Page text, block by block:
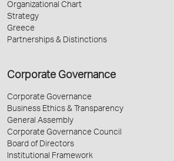
Organizational Chart
Strategy
Greece
Partnerships & Distinctions
Corporate Governance
Corporate Governance
Business Ethics & Transparency
General Assembly
Corporate Governance Council
Board of Directors
Institutional Framework